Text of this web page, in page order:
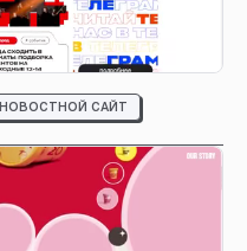
НОВОСТНОЙ САЙТ